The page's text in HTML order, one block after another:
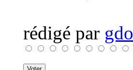
rédigé par gdo